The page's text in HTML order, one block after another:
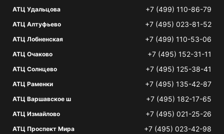
АТЦ Удальцова +7 (499) 110-86-79
АТЦ Алтуфьево +7 (495) 023-81-52
АТЦ Лобненская +7 (499) 110-53-06
АТЦ Очаково +7 (495) 152-31-11
АТЦ Солнцево +7 (495) 125-38-41
АТЦ Раменки +7 (495) 135-42-87
АТЦ Варшавское ш +7 (495) 182-17-65
АТЦ Измайлово +7 (495) 021-25-26
АТЦ Проспект Мира +7 (495) 023-42-98